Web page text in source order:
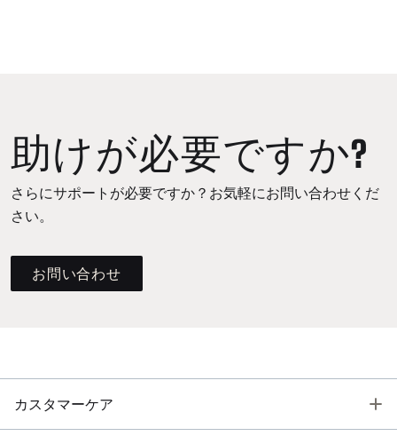
助けが必要ですか?
さらにサポートが必要ですか？お気軽にお問い合わせくだ
さい。
お問い合わせ
カスタマーケア